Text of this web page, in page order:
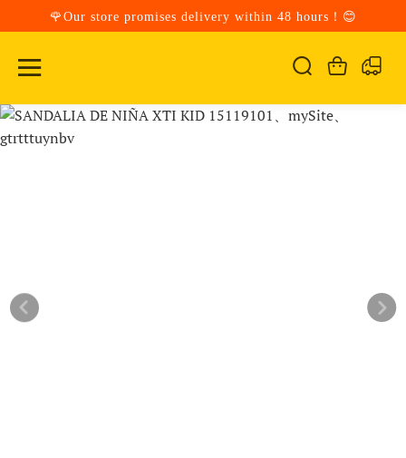
🌹Our store promises delivery within 48 hours！😊